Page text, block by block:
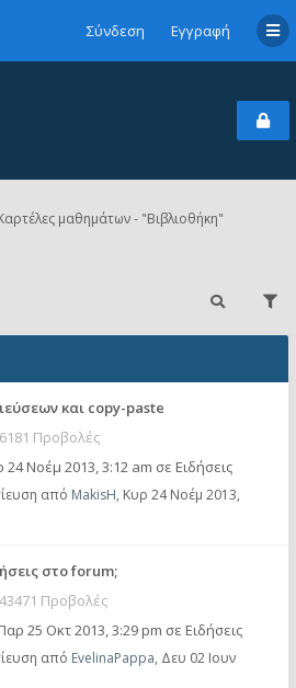
Σύνδεση Εγγραφή
μαθημάτων - "Βιβλιοθήκη"
και copy-paste
Προβολές
24 Νοέμ 2013, 3:12 am σε Ειδήσεις
από MakisH, Κυρ 24 Νοέμ 2013,
στο forum;
Προβολές
25 Οκτ 2013, 3:29 pm σε Ειδήσεις
από EvelinaPappa, Δευ 02 Ιουν